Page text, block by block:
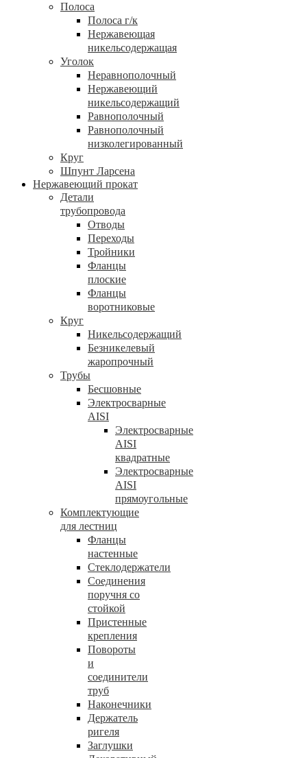
Полоса
Полоса г/к
Нержавеющая
никельсодержащая
Уголок
Неравнополочный
Нержавеющий
никельсодержащий
Равнополочный
Равнополочный
низколегированный
Круг
Шпунт Ларсена
Нержавеющий прокат
Детали
трубопровода
Отводы
Переходы
Тройники
Фланцы
плоские
Фланцы
воротниковые
Круг
Никельсодержащий
Безникелевый
жаропрочный
Трубы
Бесшовные
Электросварные
AISI
Электросварные
AISI
квадратные
Электросварные
AISI
прямоугольные
Комплектующие
для лестниц
Фланцы
настенные
Стеклодержатели
Соединения
поручня со
стойкой
Пристенные
крепления
Повороты
и
соединители
труб
Наконечники
Держатель
ригеля
Заглушки